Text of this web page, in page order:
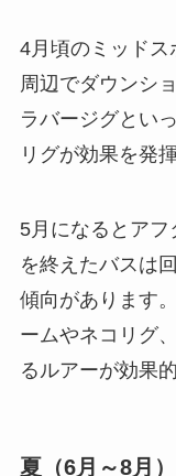
4月頃のミッドス
周辺でダウンシ
ラバージグとい
リグが効果を発
5月になるとア
を終えたバスは
傾向があります
ームやネコリグ
るルアーが効果的
夏（6月～8月）